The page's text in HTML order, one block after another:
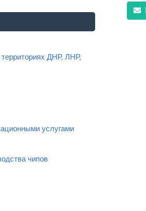
территориях ДНР, ЛНР,
услугами
чипов